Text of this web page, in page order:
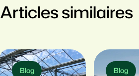
Articles similaires
Blog Blog